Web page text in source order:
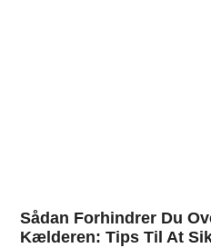
Sådan Forhindrer Du
Kælderen: Tips Til At